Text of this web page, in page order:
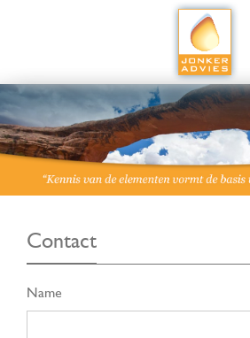
Contact
Name